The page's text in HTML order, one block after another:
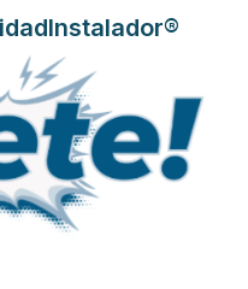
térmico de la
17 Nov 2014